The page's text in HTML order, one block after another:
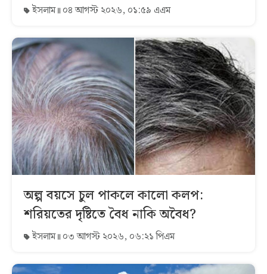
ইসলাম ০৪ আগস্ট ২০২৬, ০১:৫৯ এএম
অল্প বয়সে চুল পাকলে কালো কলপ:
শরিয়তের দৃষ্টিতে বৈধ নাকি অবৈধ?
ইসলাম ০৩ আগস্ট ২০২৬, ০৬:২১ পিএম